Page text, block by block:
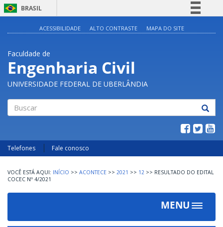
BRASIL
Legislação
Canais
ACESSIBILIDADE ALTO CONTRASTE MAPA DO SITE
Faculdade de
Engenharia Civil
UNIVERSIDADE FEDERAL DE UBERLÂNDIA
Telefones Fale conosco
INÍCIO >> ACONTECE >> 2021 >> 12 >> RESULTADO DO EDITAL
COCEC Nº 4/2021
MENU
Toggle